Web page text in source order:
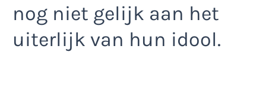
nog niet gelijk aan het
uiterlijk van hun idool.